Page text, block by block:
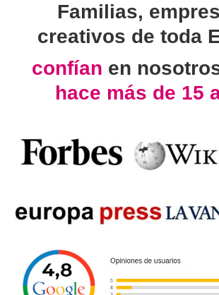
Familias,
creativos de toda
confían en
hace más de 15